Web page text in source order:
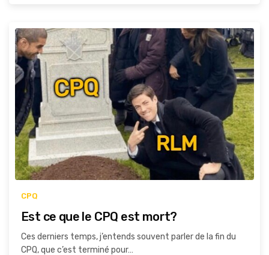
CPQ
Est ce que le CPQ est mort?
Ces derniers temps, j’entends souvent parler de la fin du
CPQ, que c’est terminé pour…